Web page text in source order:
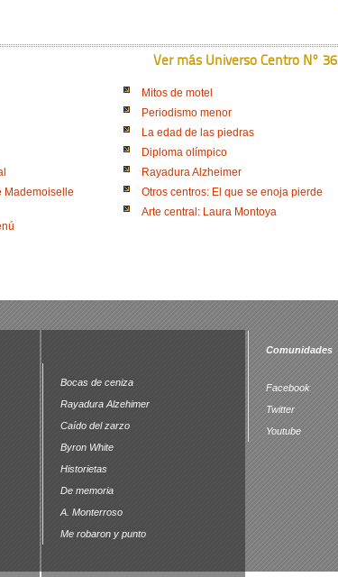
Ver más Universo Centro N° 36
Mademoiselle
Mitos de motel
Periodismo menor
La edad de las piedras
Diploma olímpico
Rayadura Alzheimer
Otros centros: El que se enoja pierde
Arte central: Laura Montoya
Bocas de ceniza
Rayadura Alzehimer
Caído del zarzo
Byron White
Historietas
De memoria
A. Monterroso
Me robaron y punto
Comunidades
Facebook
Twitter
Youtube